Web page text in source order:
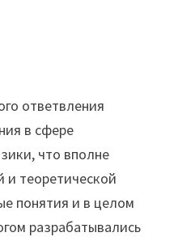
ответвления
в сфере
что вполне
и теоретической
понятия и в целом
разрабатывались